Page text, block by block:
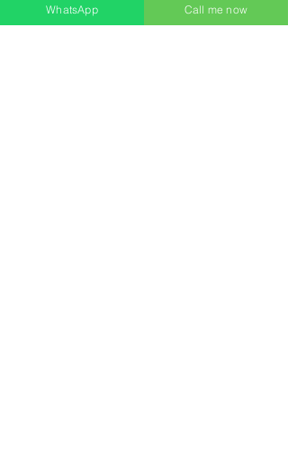
שמספרים את הסיפור של כולנו, בערב אחד שלא תרצו
WhatsApp Call me now